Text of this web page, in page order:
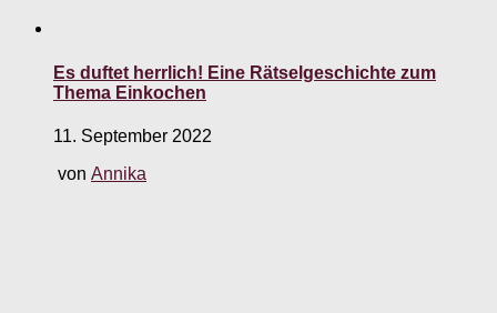
Es duftet herrlich! Eine Rätselgeschichte zum
Thema Einkochen
11. September 2022
von Annika